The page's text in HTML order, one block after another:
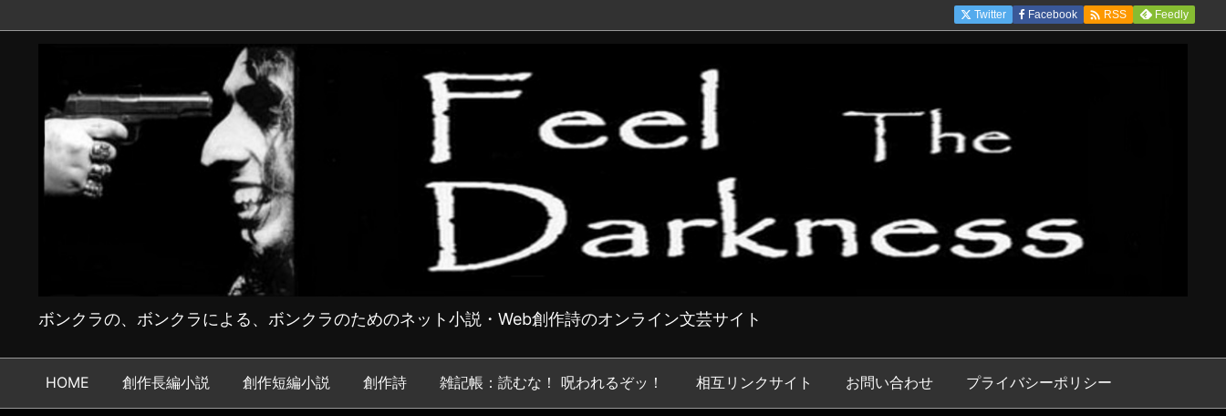
ボンクラの、ボンクラによる、ボンクラのためのネット小説・Web創作詩のオンライン文芸サイト
HOME 創作長編小説 創作短編小説 創作詩 雑記帳：読むな！ 呪われるぞッ！ 相互リンクサイト お問い合わせ プライバシーポリシー
Twitter Facebook  RSS Feedly